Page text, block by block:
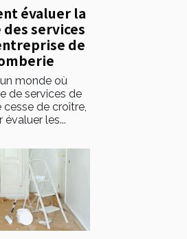
évaluer la
services
de
monde où
de services de
cesse de croître,
évaluer les...